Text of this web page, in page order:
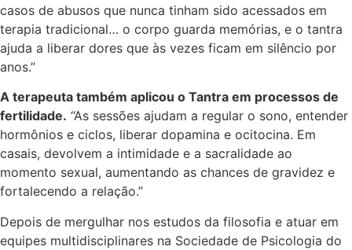
casos de abusos que nunca tinham sido acessados em
terapia tradicional… o corpo guarda memórias, e o tantra
ajuda a liberar dores que às vezes ficam em silêncio por
anos.”
A terapeuta também aplicou o Tantra em processos de
fertilidade. “As sessões ajudam a regular o sono, entender
hormônios e ciclos, liberar dopamina e ocitocina. Em
casais, devolvem a intimidade e a sacralidade ao
momento sexual, aumentando as chances de gravidez e
fortalecendo a relação.”
Depois de mergulhar nos estudos da filosofia e atuar em
equipes multidisciplinares na Sociedade de Psicologia do